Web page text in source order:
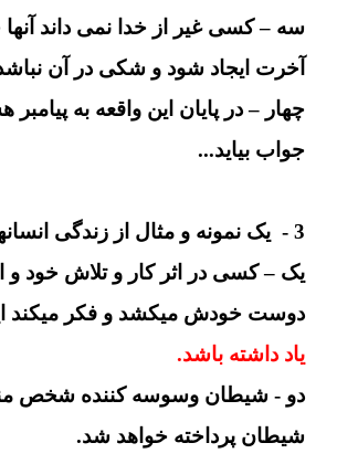
سه – کسی غیر از خدا نمی داند
آخرت ایجاد شود و شکی در آن
چهار – در پایان این واقعه به
جواب بیاید...
3 - یک نمونه و مثال از زندگی انسانها و اینکه نباید فریب دنیا را خورد و به انباشت آن پرداخت:
یک – کسی در اثر کار و تلاش خود و
دوست خودش میکشد و فکر میکند
یاد داشته باشد.
دو - شیطان وسوسه کننده شخص
شیطان پرداخته خواهد شد.